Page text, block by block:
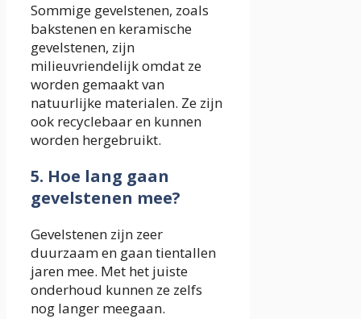
Sommige gevelstenen, zoals
bakstenen en keramische
gevelstenen, zijn
milieuvriendelijk omdat ze
worden gemaakt van
natuurlijke materialen. Ze zijn
ook recyclebaar en kunnen
worden hergebruikt.
5. Hoe lang gaan
gevelstenen mee?
Gevelstenen zijn zeer
duurzaam en gaan tientallen
jaren mee. Met het juiste
onderhoud kunnen ze zelfs
nog langer meegaan.